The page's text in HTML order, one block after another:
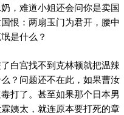
，难道小姐还会问你是卖国
恨：两扇玉门为君开，腰中
是什么？
白宫找不到克林顿就把温辣
？问题还不在此，如果曹汝
打了。甚至如果那个日本男
姨太，就连原本要打死的章